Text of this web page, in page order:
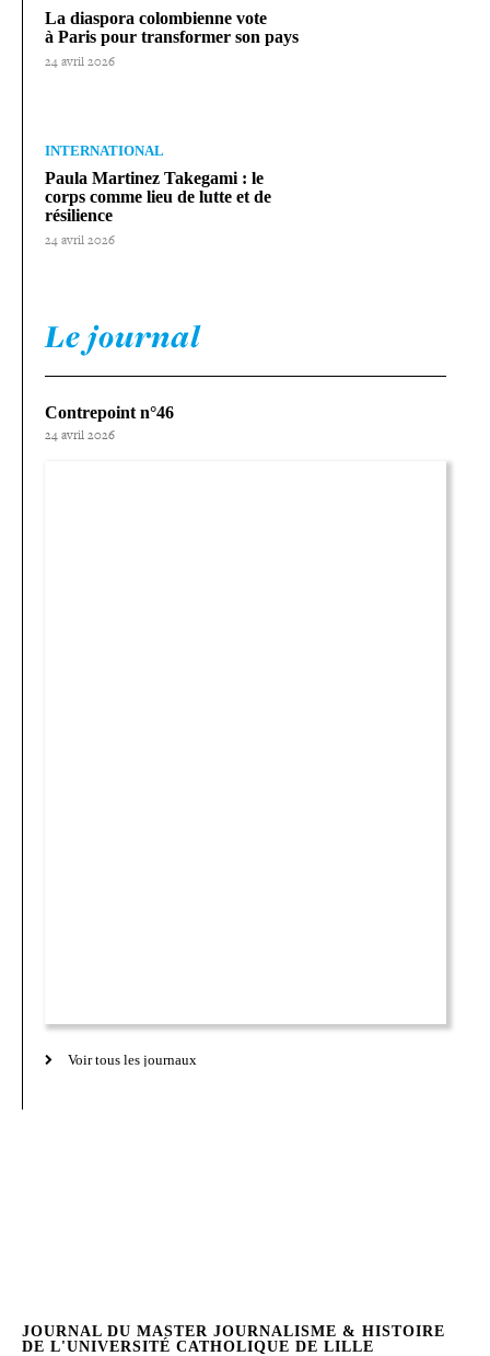
La diaspora colom­bienne vote
à Paris pour trans­for­mer son pays
24 avril 2026
INTERNATIONAL
Paula Martinez Takegami : le
corps comme lieu de lutte et de
résilience
24 avril 2026
Le journal
Contrepoint n°46
24 avril 2026
Voir tous les journaux
JOURNAL DU MASTER JOURNALISME & HISTOIRE
DE L'UNIVERSITÉ CATHOLIQUE DE LILLE